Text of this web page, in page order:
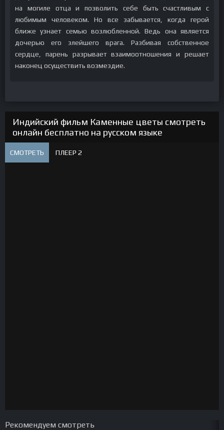
на могиле отца и позволить себе быть счастливым с
любимым человеком. Но все забывается, когда герой
ближе узнает семью возлюбленной. Ведь она является
дочерью его злейшего врага. Разбивая собственное
сердце, парень разрывает взаимоотношения и решает
наконец осуществить возмездие.
Индийский фильм Каменные цветы смотреть
онлайн бесплатно на русском языке
СМОТРЕТЬ ПЛЕЕР 2
Рекомендуем смотреть